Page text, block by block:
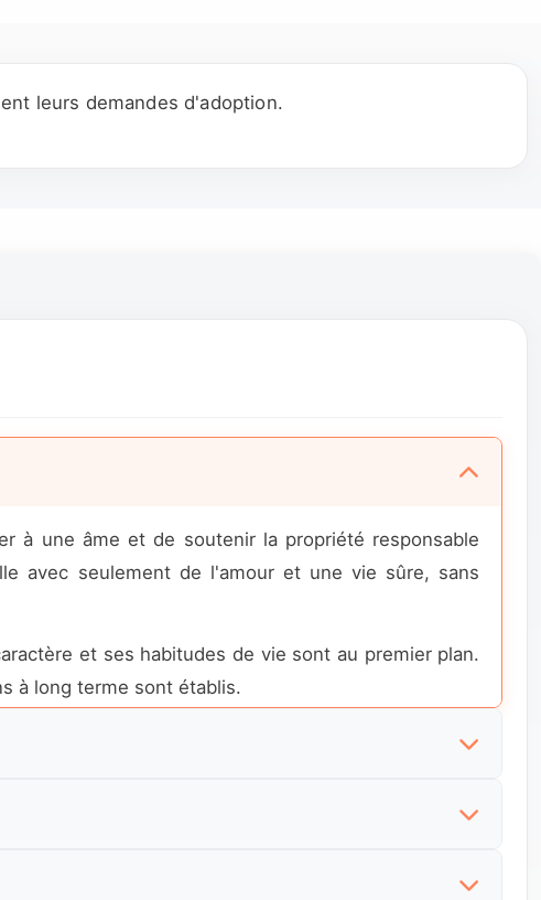
leurs demandes d'adoption.
à une âme et de soutenir la propriété responsable
avec seulement de l'amour et une vie sûre, sans
et ses habitudes de vie sont au premier plan.
à long terme sont établis.
plus rapide et plus sûr.
adaptées à différents styles de vie et conditions